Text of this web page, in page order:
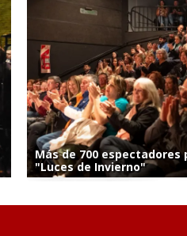
Más de 700
"Luces de Invierno"